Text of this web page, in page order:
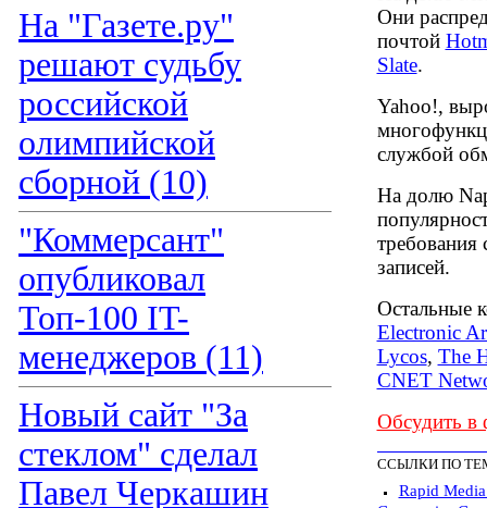
На "Газете.ру"
решают судьбу
российской
олимпийской
сборной (10)
"Коммерсант"
опубликовал
Топ-100 IT-
менеджеров (11)
Новый сайт "За
стеклом" сделал
Павел Черкашин
Они
почтой
Slate.
Yahoo!,
службой
На долю
требования
записей.
Остальные
Electronic
Lycos, The
CNET
Обсудить в
ССЫЛКИ ПО
Rapid